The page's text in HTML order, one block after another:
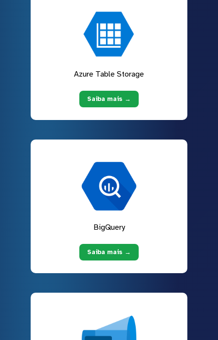
Azure Table Storage
Saiba mais →
BigQuery
Saiba mais →